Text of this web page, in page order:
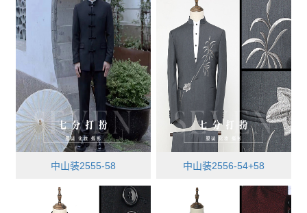
中山装2555-58 中山装2556-54+58